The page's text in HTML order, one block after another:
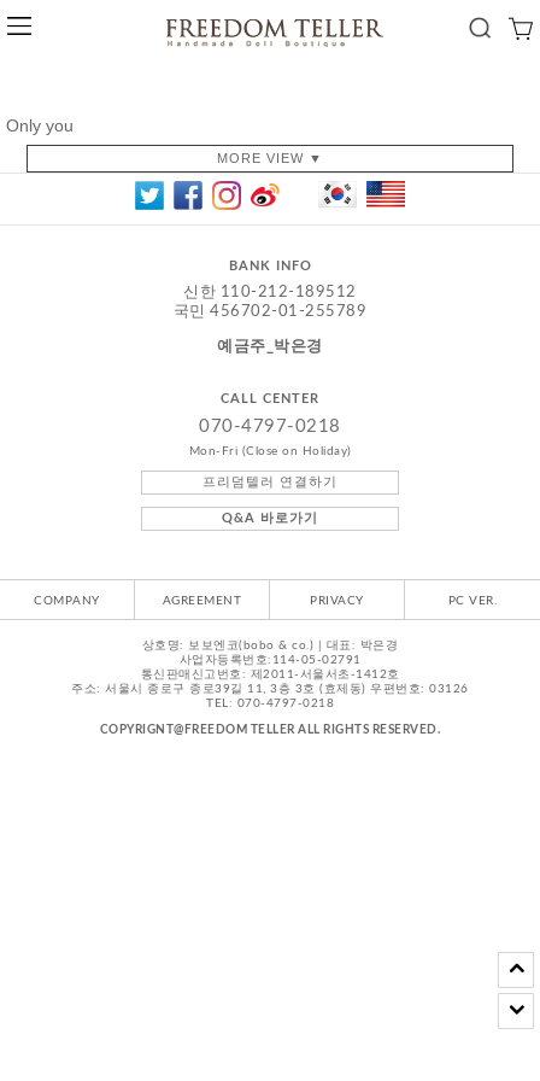
Only you
MORE VIEW ▼
BANK INFO
신한 110-212-189512
국민 456702-01-255789
예금주_박은경
CALL CENTER
070-4797-0218
Mon-Fri (Close on Holiday)
프리덤텔러 연결하기
Q&A 바로가기
COMPANY AGREEMENT PRIVACY PC VER.
상호명: 보보엔코(bobo & co.) | 대표: 박은경
사업자등록번호:114-05-02791
통신판매신고번호: 제2011-서울서초-1412호
주소: 서울시 종로구 종로39길 11, 3층 3호 (효제동) 우편번호: 03126
TEL: 070-4797-0218
COPYRIGNT@FREEDOM TELLER ALL RIGHTS RESERVED.